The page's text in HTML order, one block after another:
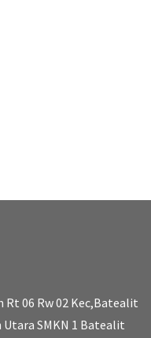
Rt 06 Rw 02 Kec,Batealit
Utara SMKN 1 Batealit